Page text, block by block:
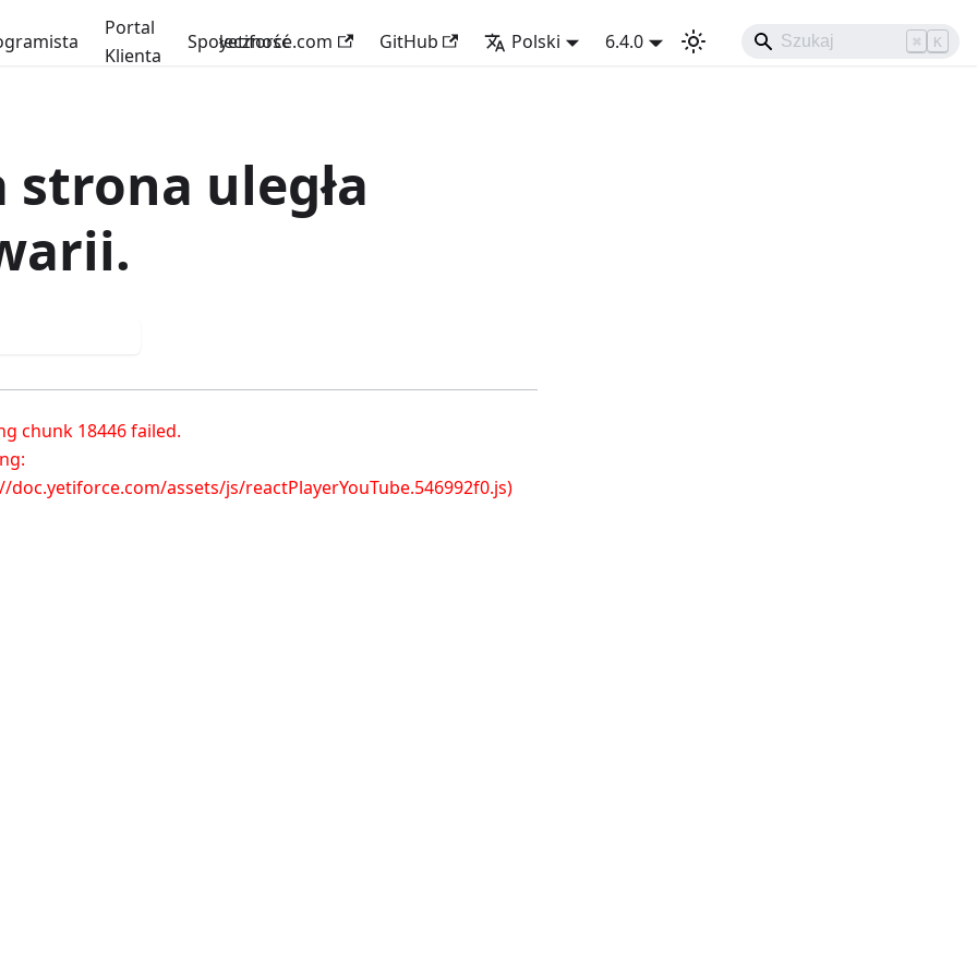
Portal
Klienta
Społeczność
yetiforce.com GitHub Polski 6.4.0 ⌘ K
strona uległa
chunk 18446 failed.
doc.yetiforce.com/assets/js/reactPlayerYouTube.546992f0.js)